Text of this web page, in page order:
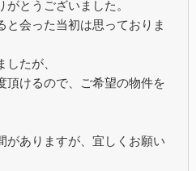
とうございました。
と会った当初は思っておりま
たが、
頂けるので、ご希望の物件を
がありますが、宜しくお願い